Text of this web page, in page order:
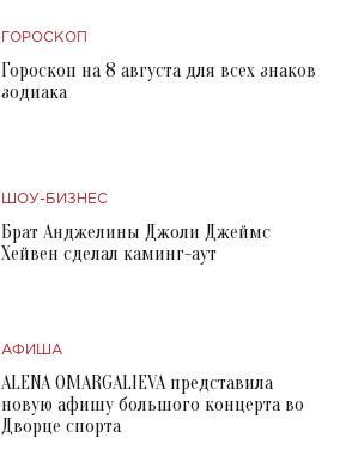
ГОРОСКОП
Гороскоп на 8 августа для всех знаков
зодиака
ШОУ-БИЗНЕС
Брат Анджелины Джоли Джеймс
Хейвен сделал каминг-аут
АФИША
ALENA OMARGALIEVA представила
новую афишу большого концерта во
Дворце спорта